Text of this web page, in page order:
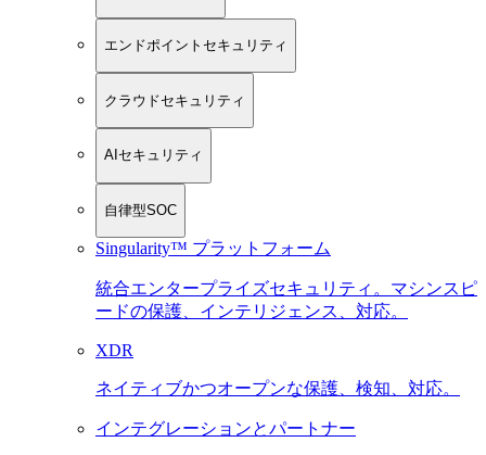
エンドポイントセキュリティ
クラウドセキュリティ
AIセキュリティ
自律型SOC
Singularity™ プラットフォーム
統合エンタープライズセキュリティ。マシンスピ
ードの保護、インテリジェンス、対応。
XDR
ネイティブかつオープンな保護、検知、対応。
インテグレーションとパートナー